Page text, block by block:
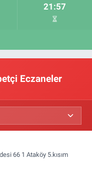
21:57
Eczaneler
66 1 Ataköy 5.kısım